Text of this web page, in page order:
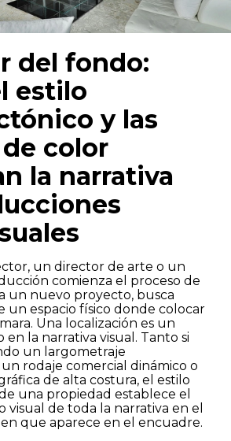
del fondo:
estilo
y las
color
la narrativa
un director de arte o un
comienza el proceso de
un nuevo proyecto, busca
un espacio físico donde colocar
Una localización es un
la narrativa visual. Tanto si
un largometraje
rodaje comercial dinámico o
de alta costura, el estilo
una propiedad establece el
visual de toda la narrativa en el
que aparece en el encuadre.